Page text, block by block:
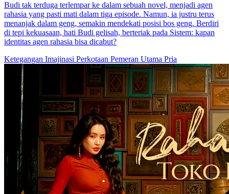
Budi tak terduga terlempar ke dalam sebuah novel, menjadi agen
rahasia yang pasti mati dalam tiga episode. Namun, ia justru terus
menanjak dalam geng, semakin mendekati posisi bos geng. Berdiri
di tepi kekuasaan, hati Budi gelisah, berteriak pada Sistem: kapan
identitas agen rahasia bisa dicabut?
Ketegangan Imajinasi Perkotaan Pemeran Utama Pria